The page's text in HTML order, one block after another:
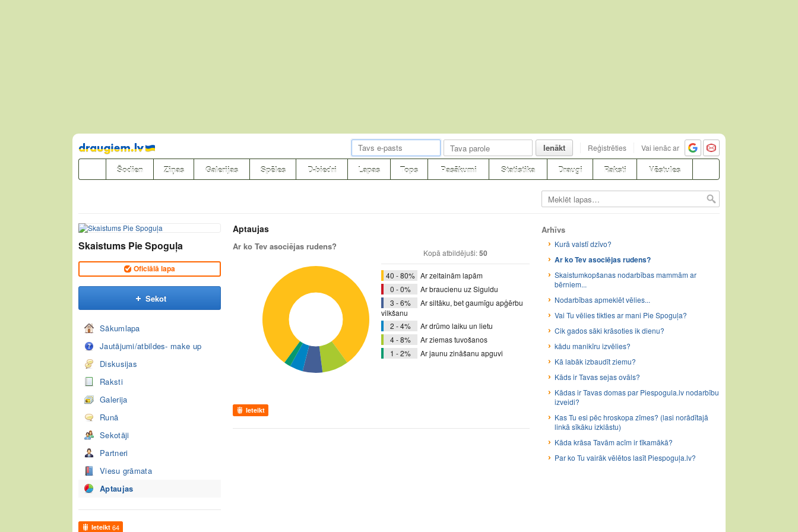
Pāriet
uz
saturu
Ienākt Reģistrēties Vai ienāc ar
Šodien Ziņas Galerijas Spēles D-biedri Lapas Tops Pasākumi Statistika Draugi Raksti Vēstules
Skaistums Pie Spoguļa
Oficiālā lapa
Sekot
Sākumlapa
Jautājumi/atbildes- make up
Diskusijas
Raksti
Galerija
Runā
Sekotāji
Partneri
Viesu grāmata
Aptaujas
Ieteikt 64
Aptaujas
Ar ko Tev asociējas rudens?
Kopā atbildējuši:50
40 - 80% Ar zeltainām lapām
0 - 0%
Ar braucienu uz Siguldu
3 - 6%
Ar siltāku, bet gaumīgu apģērbu
vilkšanu
2 - 4%
Ar drūmo laiku un lietu
4 - 8%
Ar ziemas tuvošanos
1 - 2%
Ar jaunu zināšanu apguvi
Ieteikt
Arhīvs
Kurā valstī dzīvo?
Ar ko Tev asociējas rudens?
Skaistumkopšanas nodarbības mammām ar
bērniem...
Nodarbības apmeklēt vēlies...
Vai Tu vēlies tikties ar mani Pie Spoguļa?
Cik gados sāki krāsoties ik dienu?
kādu manikīru izvēlies?
Kā labāk izbaudīt ziemu?
Kāds ir Tavas sejas ovāls?
Kādas ir Tavas domas par Piespogula.lv nodarbību
izveidi?
Kas Tu esi pēc hroskopa zīmes? (lasi norādītajā
linkā sīkāku izklāstu)
Kāda krāsa Tavām acīm ir tīkamākā?
Par ko Tu vairāk vēlētos lasīt Piespoguļa.lv?